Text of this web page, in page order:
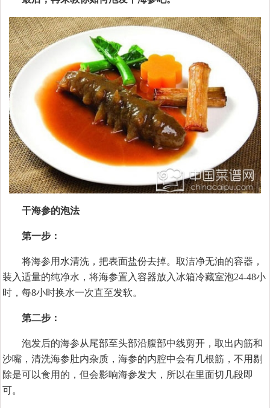
干海参的泡法
第一步：
将海参用水清洗，把表面盐份去掉。取洁净无油的容器，
装入适量的纯净水，将海参置入容器放入冰箱冷藏室泡24-48小
时，每8小时换水一次直至发软。
第二步：
泡发后的海参从尾部至头部沿腹部中线剪开，取出内筋和
沙嘴，清洗海参肚内杂质，海参的内腔中会有几根筋，不用剔
除是可以食用的，但会影响海参发大，所以在里面切几段即
可。